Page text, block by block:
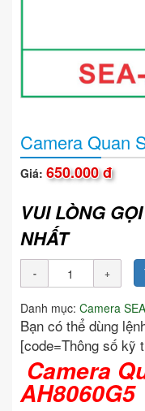
Camera Quan
Giá: 650.000 đ
VUI LÒNG
NHẤT
Danh mục: Camera
Bạn có thể dùng
[code=Thông số kỹ
Camera
AH8060G5